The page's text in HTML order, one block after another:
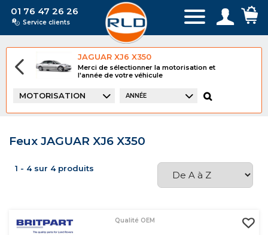
01 76 47 26 26
Service clients
JAGUAR XJ6 X350
Merci de sélectionner la motorisation et
l'année de votre véhicule
MOTORISATION ANNÉE
Feux JAGUAR XJ6 X350
1 - 4 sur 4 produits
Qualité OEM